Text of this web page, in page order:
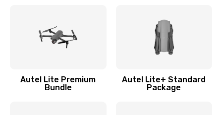
Autel Lite Premium
Bundle
Autel Lite+ Standard
Package